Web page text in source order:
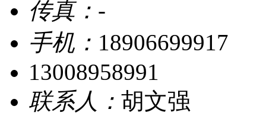
传真： -
手机： 18906699917
13008958991
联系人： 胡文强